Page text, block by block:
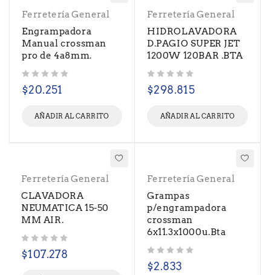
Ferretería General
Engrampadora
Manual crossman
pro de 4a8mm.
$20.251
AÑADIR AL CARRITO
Ferretería General
HIDROLAVADORA
D.PAGIO SUPER JET
1200W 120BAR .BTA
$298.815
AÑADIR AL CARRITO
Ferretería General
CLAVADORA
NEUMATICA 15-50
MM AIR.
$107.278
Ferretería General
Grampas
p/engrampadora
crossman
6x11.3x1000u.Bta
$2.833